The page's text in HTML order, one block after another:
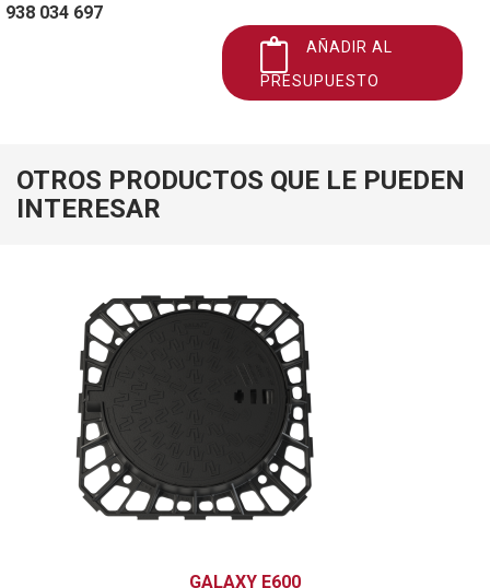
938 034 697
AÑADIR AL
PRESUPUESTO
OTROS PRODUCTOS QUE LE PUEDEN
INTERESAR
GALAXY E600